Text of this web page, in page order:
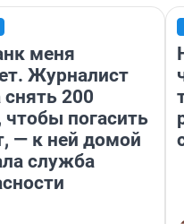
меня
Журналист
снять 200
погасить
— к ней домой
служба